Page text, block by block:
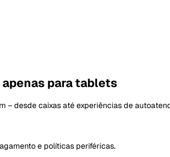
para tablets
– desde caixas até experiências de
e políticas periféricas.